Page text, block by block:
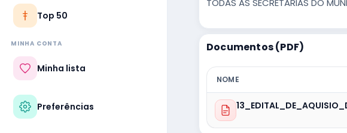
Top 50
MINHA CONTA
Minha lista
Preferências
Documentos (PDF)
NOME